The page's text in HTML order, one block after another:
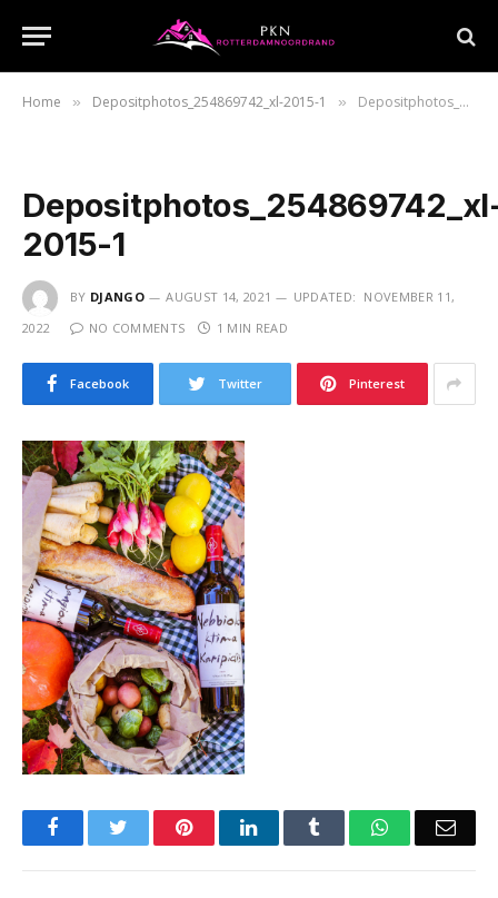
Home » Depositphotos_254869742_xl-2015-1 » Depositphotos_254869742_xl-2015-1
2015-1
BY DJANGO AUGUST 14, 2021 UPDATED: NOVEMBER 11,
2022
NO COMMENTS 1 MIN READ
Facebook Twitter Pinterest
FacebookTwitter PinterestLinkedIn Tumblr WhatsApp